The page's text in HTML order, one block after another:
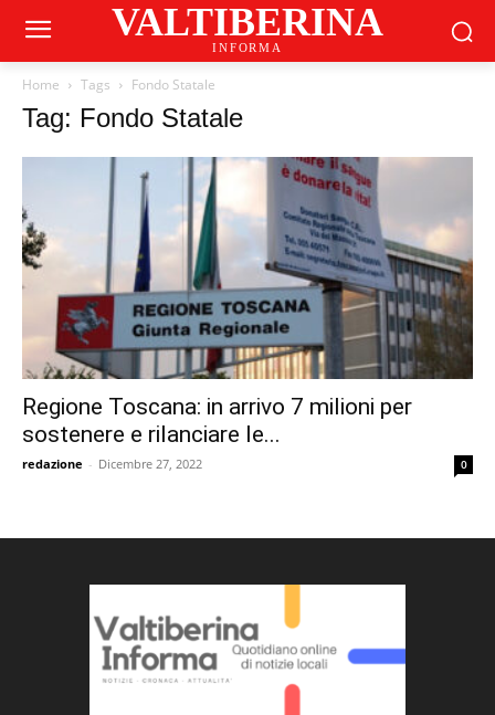
VALTIBERINA
INFORMA
Home Tags Fondo Statale
Tag: Fondo Statale
Regione Toscana: in arrivo 7 milioni per
sostenere e rilanciare le...
redazione - Dicembre 27, 2022 0